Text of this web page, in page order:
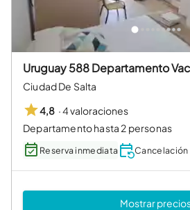
Uruguay 588 Departamento
Ciudad De Salta
4,8 ·4 valoraciones
Departamento hasta 2 personas
Reserva inmediata
Mostrar